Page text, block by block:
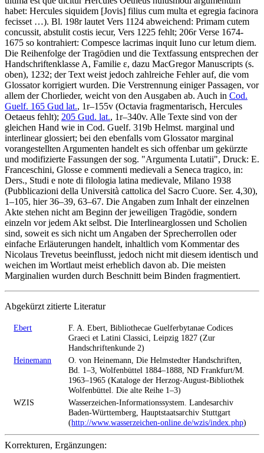
habet: Hercules siquidem [Jovis] filius cum multa et egregia facinora
fecisset …). Bl. 198r lautet Vers 1124 abweichend: Primam cutem
concussit, abstulit costis iecur, Vers 1225 fehlt; 206r Verse 1674-
1675 so kontrahiert: Compesce lacrimas inquit Iuno cur letum diem.
Die Reihenfolge der Tragödien und die Textfassung entsprechen der
Handschriftenklasse A, Familie ε, dazu MacGregorManuscripts (s.
oben), 1232; der Text weist jedoch zahlreiche Fehler auf, die vom
Glossator korrigiert wurden. Die Verstrennung einiger Passagen, vor
allem der Chorlieder, weicht von den Ausgaben ab. Auch in Cod.
Guelf. 165 Gud lat., 1r–155v (Octavia fragmentarisch, Hercules
Oetaeus fehlt); 205 Gud. lat., 1r–340v. Alle Texte sind von der
gleichen Hand wie in Cod. Guelf. 319b Helmst. marginal und
interlinear glossiert; bei den ebenfalls vom Glossator marginal
vorangestellten Argumenten handelt es sich offenbar um gekürzte
und modifizierte Fassungen der sog. "Argumenta Lutatii", Druck: E.
Franceschini, Glosse e commenti medievali a Seneca tragico, in:
Ders., Studi e note di filologia latina medievale, Milano 1938
(Pubblicazioni della Università cattolica del Sacro Cuore. Ser. 4,30),
1–105, hier 36–39, 63–67. Die Angaben zum Inhalt der einzelnen
Akte stehen nicht am Beginn der jeweiligen Tragödie, sondern
einzeln vor jedem Akt selbst. Die Interlinearglossen und Scholien
sind, soweit es sich nicht um Angaben der Sprecherrollen oder
einfache Erläuterungen handelt, inhaltlich vom Kommentar des
Nicolaus Trevetus beeinflusst, jedoch nicht mit diesem identisch und
weichen im Wortlaut meist erheblich davon ab. Die meisten
Marginalien wurden durch Beschnitt beim Binden fragmentiert.
Abgekürzt zitierte Literatur
Ebert
F. A. Ebert, Bibliothecae Guelferbytanae Codices
Graeci et Latini Classici, Leipzig 1827 (Zur
Handschriftenkunde 2)
Heinemann
O. von Heinemann, Die Helmstedter Handschriften,
Bd. 1–3, Wolfenbüttel 1884–1888, ND Frankfurt/M.
1963–1965 (Kataloge der Herzog-August-Bibliothek
Wolfenbüttel. Die alte Reihe 1–3)
WZIS
Wasserzeichen-Informationssystem. Landesarchiv
Baden-Württemberg, Hauptstaatsarchiv Stuttgart
(http://www.wasserzeichen-online.de/wzis/index.php)
Korrekturen, Ergänzungen: